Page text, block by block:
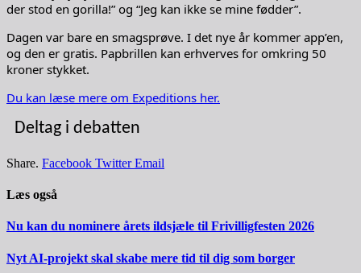
der stod en gorilla!” og “Jeg kan ikke se mine fødder”.
Dagen var bare en smagsprøve. I det nye år kommer app’en,
og den er gratis. Papbrillen kan erhverves for omkring 50
kroner stykket.
Du kan læse mere om Expeditions her.
Deltag i debatten
Share. Facebook Twitter Email
Læs også
Nu kan du nominere årets ildsjæle til Frivilligfesten 2026
Nyt AI-projekt skal skabe mere tid til dig som borger